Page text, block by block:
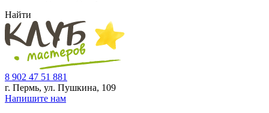
Найти
8 902 47 51 881
г. Пермь, ул. Пушкина, 109
Напишите нам